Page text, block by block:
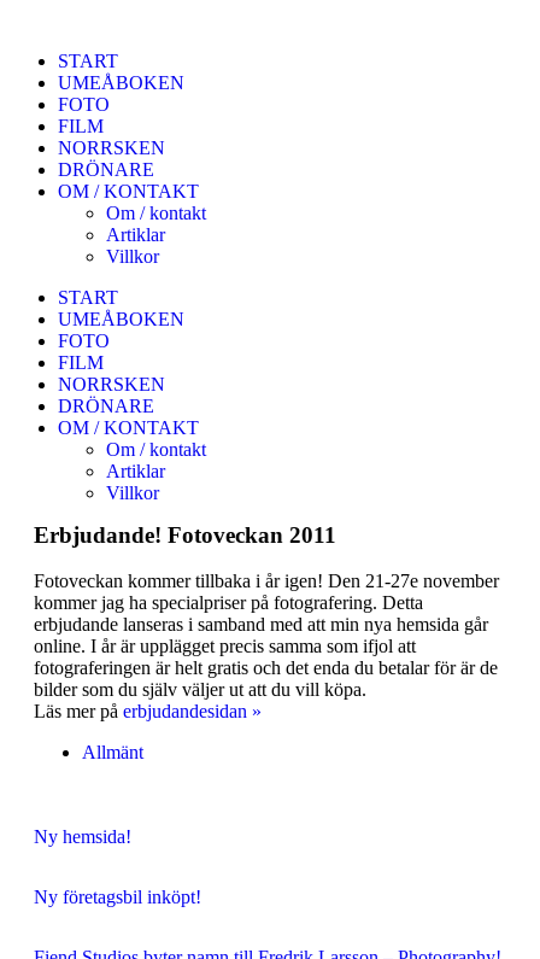
START
UMEÅBOKEN
FOTO
FILM
NORRSKEN
DRÖNARE
OM / KONTAKT
Om / kontakt
Artiklar
Villkor
START
UMEÅBOKEN
FOTO
FILM
NORRSKEN
DRÖNARE
OM / KONTAKT
Om / kontakt
Artiklar
Villkor
Erbjudande! Fotoveckan 2011
Fotoveckan kommer tillbaka i år igen! Den 21-27e november
kommer jag ha specialpriser på fotografering. Detta
erbjudande lanseras i samband med att min nya hemsida går
online. I år är upplägget precis samma som ifjol att
fotograferingen är helt gratis och det enda du betalar för är de
bilder som du själv väljer ut att du vill köpa.
Läs mer på erbjudandesidan »
Allmänt
Ny hemsida!
Ny företagsbil inköpt!